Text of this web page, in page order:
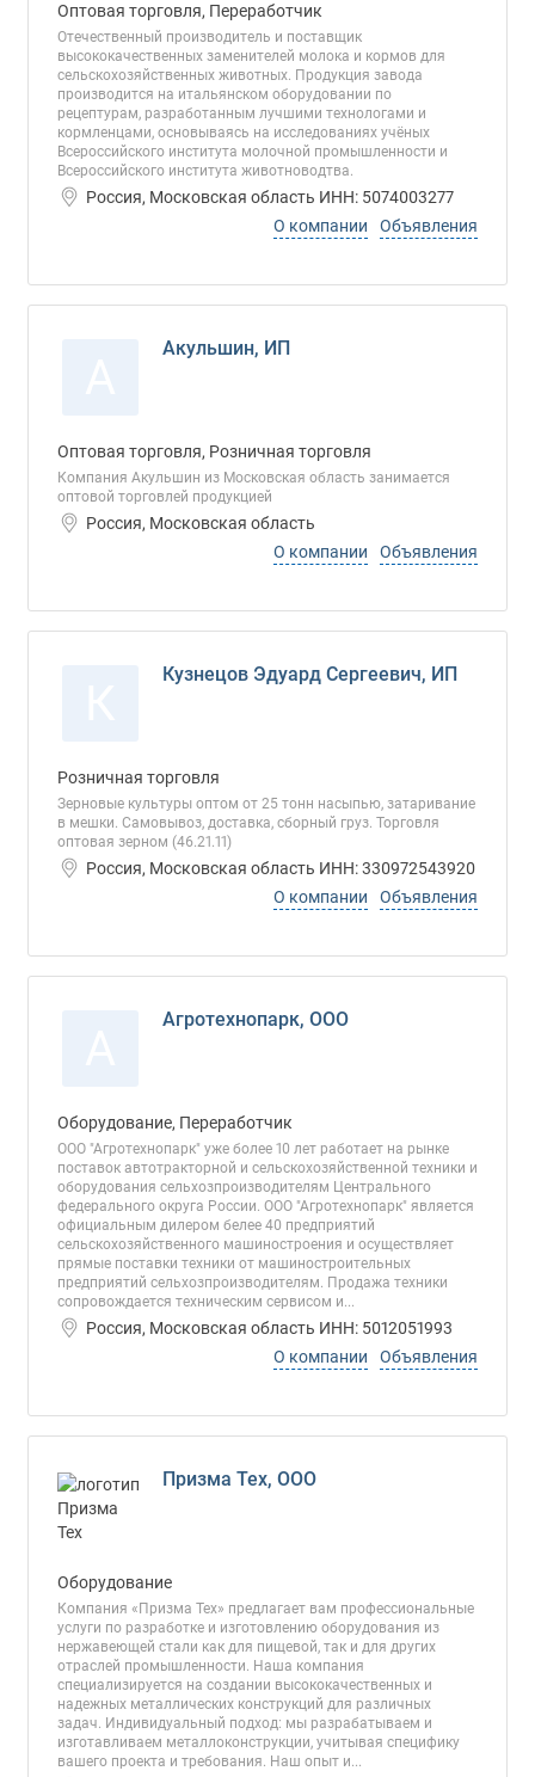
Оптовая торговля, Переработчик
Отечественный производитель и поставщик
высококачественных заменителей молока и кормов для
сельскохозяйственных животных. Продукция завода
производится на итальянском оборудовании по
рецептурам, разработанным лучшими технологами и
кормленцами, основываясь на исследованиях учёных
Всероссийского института молочной промышленности и
Всероссийского института животноводтва.
Россия, Московская область ИНН: 5074003277
О компании
Объявления
Акульшин, ИП
Оптовая торговля, Розничная торговля
Компания Акульшин из Московская область занимается
оптовой торговлей продукцией
Россия, Московская область
О компании
Объявления
Кузнецов Эдуард Сергеевич, ИП
Розничная торговля
Зерновые культуры оптом от 25 тонн насыпью, затаривание
в мешки. Самовывоз, доставка, сборный груз. Торговля
оптовая зерном (46.21.11)
Россия, Московская область ИНН: 330972543920
О компании
Объявления
Агротехнопарк, ООО
Оборудование, Переработчик
ООО "Агротехнопарк" уже более 10 лет работает на рынке
поставок автотракторной и сельскохозяйственной техники и
оборудования сельхозпроизводителям Центрального
федерального округа России. ООО "Агротехнопарк" является
официальным дилером белее 40 предприятий
сельскохозяйственного машиностроения и осуществляет
прямые поставки техники от машиностроительных
предприятий сельхозпроизводителям. Продажа техники
сопровождается техническим сервисом и...
Россия, Московская область ИНН: 5012051993
О компании
Объявления
Призма Тех, ООО
Оборудование
Компания «Призма Тех» предлагает вам профессиональные
услуги по разработке и изготовлению оборудования из
нержавеющей стали как для пищевой, так и для других
отраслей промышленности. Наша компания
специализируется на создании высококачественных и
надежных металлических конструкций для различных
задач. Индивидуальный подход: мы разрабатываем и
изготавливаем металлоконструкции, учитывая специфику
вашего проекта и требования. Наш опыт и...